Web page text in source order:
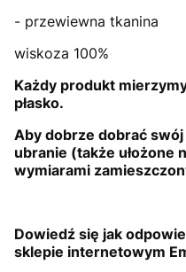
- przewiewna tkanina
wiskoza 100%
Każdy produkt
płasko.
Aby dobrze dobrać
ubranie (także ułożone
wymiarami
Dowiedź się jak
sklepie internetowym